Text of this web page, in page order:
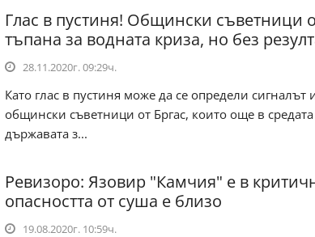
Глас в пустиня! Общински съветници
тъпана за водната криза, но без
28.11.2020г. 09:29ч.
Като глас в пустиня може да се определи сигналът
общински съветници от Бргас, които още в
държавата з...
Ревизоро: Язовир "Камчия" е в
опасността от суша е близо
19.08.2020г. 10:59ч.